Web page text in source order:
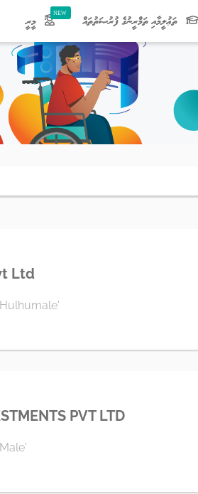
ތަޢުލީމާއި ތަމްރީނުގެ ފުރުޞަތުތައް މީރީ
Ltd
PVT LTD